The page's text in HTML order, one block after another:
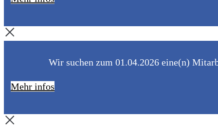
Wir suchen zum 01.04.2026 eine(n)
Mehr infos